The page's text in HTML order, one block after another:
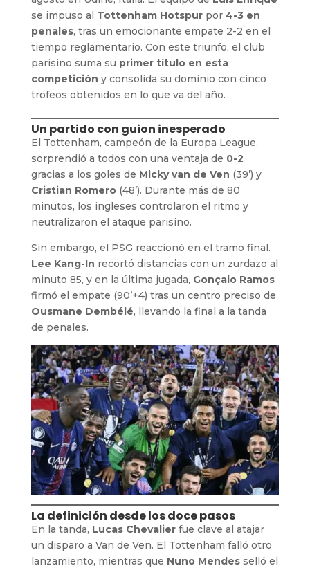
se impuso al Tottenham Hotspurpor 4-3 en
penales, tras un emocionante empate 2-2 en el
tiempo reglamentario. Con este triunfo, el club
parisino suma su primer título en esta
competición y consolida su dominio con cinco
trofeos obtenidos en lo que va del año.
Un partido con guion inesperado
El Tottenham, campeón de la Europa League,
sorprendió a todos con una ventaja de 0-2
gracias a los goles de Micky van de Ven (39’) y
Cristian Romero(48’). Durante más de 80
minutos, los ingleses controlaron el ritmo y
neutralizaron el ataque parisino.
Sin embargo, el PSG reaccionó en el tramo final.
Lee Kang-In recortó distancias con un zurdazo al
minuto 85, y en la última jugada, Gonçalo Ramos
firmó el empate (90’+4) tras un centro preciso de
Ousmane Dembélé, llevando la final a la tanda
de penales.
La definición desde los doce pasos
En la tanda, Lucas Chevalierfue clave al atajar
un disparo a Van de Ven. El Tottenham falló otro
lanzamiento, mientras que Nuno Mendesselló el